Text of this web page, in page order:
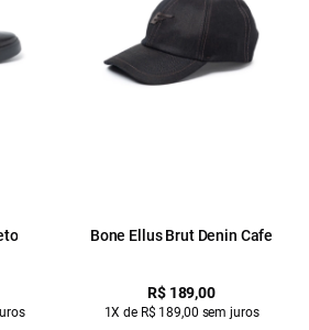
Bone Ellus Brut Denin Cafe
R$ 189,00
1X de R$ 189,00 sem juros